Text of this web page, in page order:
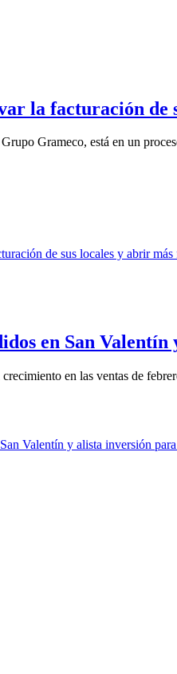
la facturación de
Grameco, está en un
en San
en las ventas de